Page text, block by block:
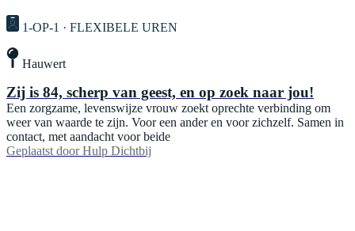
1-OP-1 · FLEXIBELE UREN
Hauwert
Zij is 84, scherp van geest, en op zoek naar jou!
Een zorgzame, levenswijze vrouw zoekt oprechte verbinding om
weer van waarde te zijn. Voor een ander en voor zichzelf. Samen in
contact, met aandacht voor beide
Geplaatst door Hulp Dichtbij